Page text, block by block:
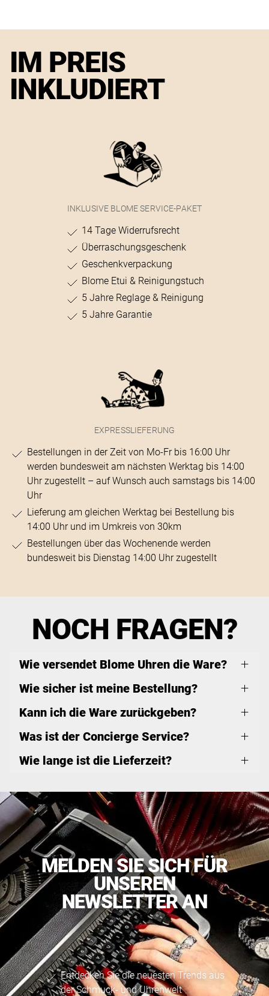
IM PREIS
INKLUDIERT
INKLUSIVE BLOME SERVICE-PAKET
14 Tage Widerrufsrecht
Überraschungsgeschenk
Geschenkverpackung
Blome Etui & Reinigungstuch
5 Jahre Reglage & Reinigung
5 Jahre Garantie
EXPRESSLIEFERUNG
Bestellungen in der Zeit von Mo-Fr bis 16:00 Uhr
werden bundesweit am nächsten Werktag bis 14:00
Uhr zugestellt – auf Wunsch auch samstags bis 14:00
Uhr
Lieferung am gleichen Werktag bei Bestellung bis
14:00 Uhr und im Umkreis von 30km
Bestellungen über das Wochenende werden
bundesweit bis Dienstag 14:00 Uhr zugestellt
NOCH FRAGEN?
Wie versendet Blome Uhren die Ware?
Wie sicher ist meine Bestellung?
Kann ich die Ware zurückgeben?
Was ist der Concierge Service?
Wie lange ist die Lieferzeit?
MELDEN SIE SICH FÜR
UNSEREN
NEWSLETTER AN
Entdecken Sie die neuesten Trends aus
der Schmuck- und Uhrenwelt